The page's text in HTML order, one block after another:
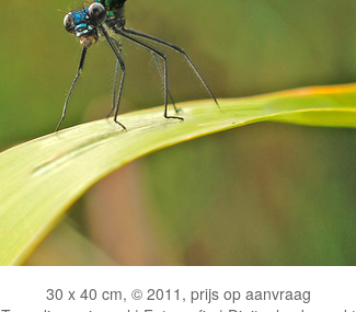
30 x 40 cm, © 2011, prijs op aanvraag